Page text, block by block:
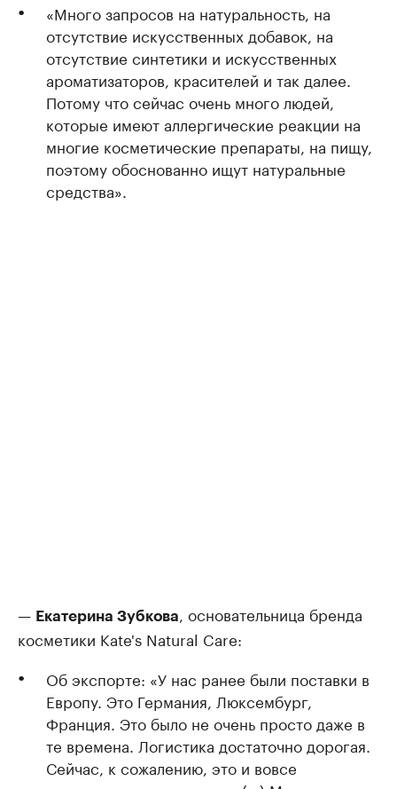
«Много запросов на натуральность, на
отсутствие искусственных добавок, на
отсутствие синтетики и искусственных
ароматизаторов, красителей и так далее.
Потому что сейчас очень много людей,
которые имеют аллергические реакции на
многие косметические препараты, на пищу,
поэтому обоснованно ищут натуральные
средства».
— Екатерина Зубкова
, основательница бренда
косметики Kate's Natural Care:
Об экспорте: «У нас ранее были поставки в
Европу. Это Германия, Люксембург,
Франция. Это было не очень просто даже в
те времена. Логистика достаточно дорогая.
Сейчас, к сожалению, это и вовсе